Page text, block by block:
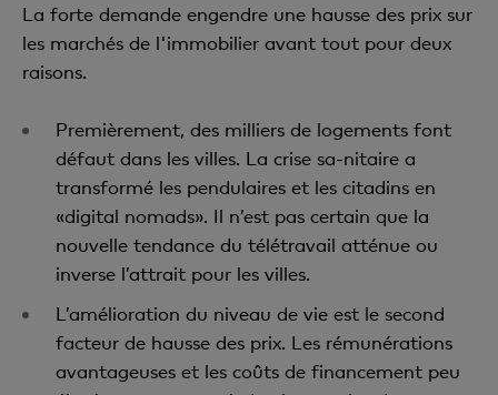
La forte demande engendre une hausse des prix sur
les marchés de l'immobilier avant tout pour deux
raisons.
Premièrement, des milliers de logements font
défaut dans les villes. La crise sa-nitaire a
transformé les pendulaires et les citadins en
«digital nomads». Il n’est pas certain que la
nouvelle tendance du télétravail atténue ou
inverse l’attrait pour les villes.
L’amélioration du niveau de vie est le second
facteur de hausse des prix. Les rémunérations
avantageuses et les coûts de financement peu